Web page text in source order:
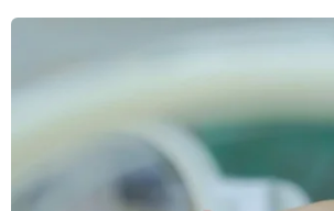
Kinh tế Việt Nam qua góc
Điểm sáng tăng trưởng dẻo
ASEAN
Tập đoàn công nghệ bất động sản IQI